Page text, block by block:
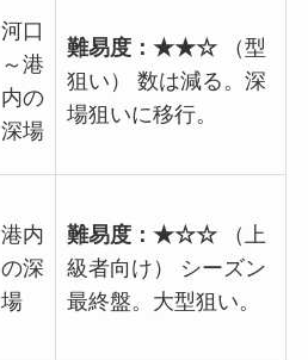
河口
～港
内の
深場
難易度：★★☆（型
狙い） 数は減る。深
場狙いに移行。
港内
の深
場
難易度：★☆☆（上
級者向け） シーズン
最終盤。大型狙い。